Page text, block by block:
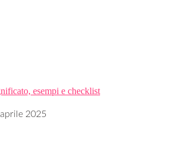
esempi e checklist
2025